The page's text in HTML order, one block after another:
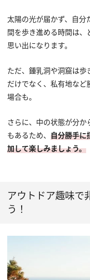
太陽の光が届かず、自分
間を歩き進める時間は
思い出になります。
ただ、鍾乳洞や洞窟は歩
だけでなく、私有地など
場合も。
さらに、中の状態が分
もあるため、 自分勝手に
加して楽しみましょう。
アウトドア趣味で
う！